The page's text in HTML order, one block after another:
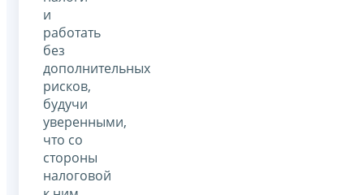
и
работать
без
дополнительных
рисков,
будучи
уверенными,
что со
стороны
налоговой